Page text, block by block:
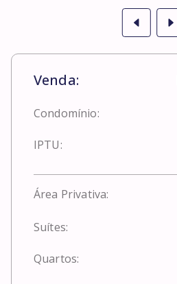
Venda:
Condomínio:
IPTU:
Área Privativa:
Suítes:
Quartos: